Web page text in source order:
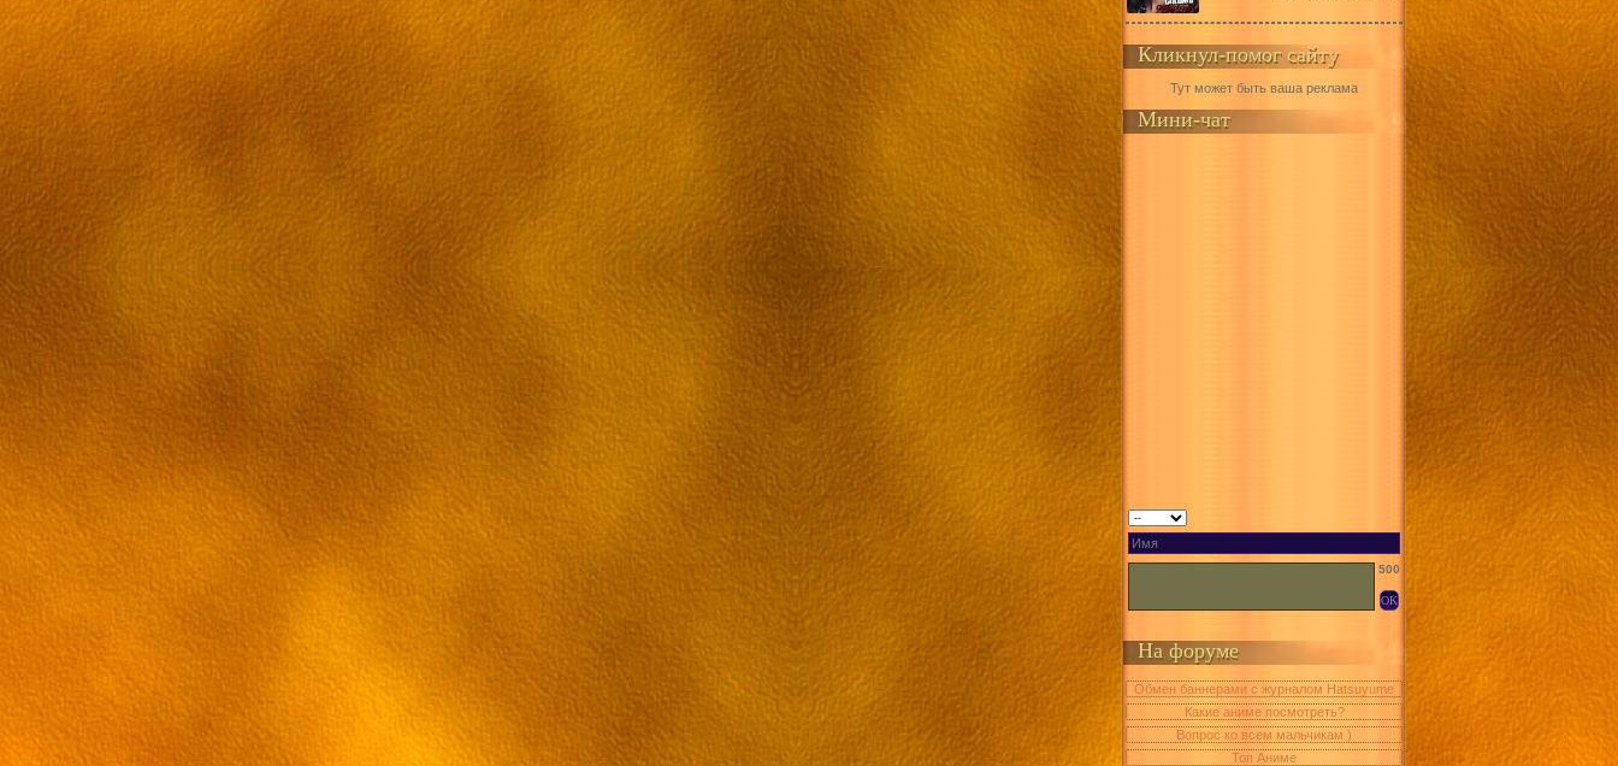
Кликнул-помог сайту
Тут может быть ваша реклама
Мини-чат
500
На форуме
Обмен баннерами с журналом Hatsuyume
Какие аниме посмотреть?
Вопрос ко всем мальчикам )
Топ Аниме